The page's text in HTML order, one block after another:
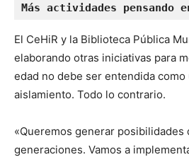
Más actividades pensando
El CeHiR y la Biblioteca Pública
elaborando otras iniciativas para
edad no debe ser entendida como
aislamiento. Todo lo contrario.
«Queremos generar
generaciones. Vamos a